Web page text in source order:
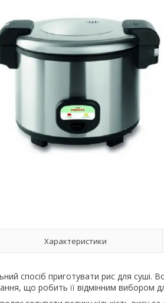
Характеристики
спосіб приготувати рис для суші.
що робить її відмінним вибором